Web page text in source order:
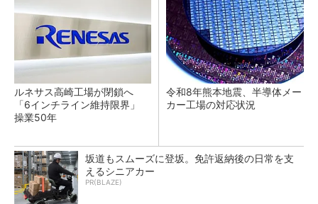
ルネサス高崎工場が閉鎖へ
「6インチライン維持限界」
操業50年
令和8年熊本地震、半導体メー
カー工場の対応状況
坂道もスムーズに登坂。免許返納後の日常を支
えるシニアカー
PR(BLAZE)